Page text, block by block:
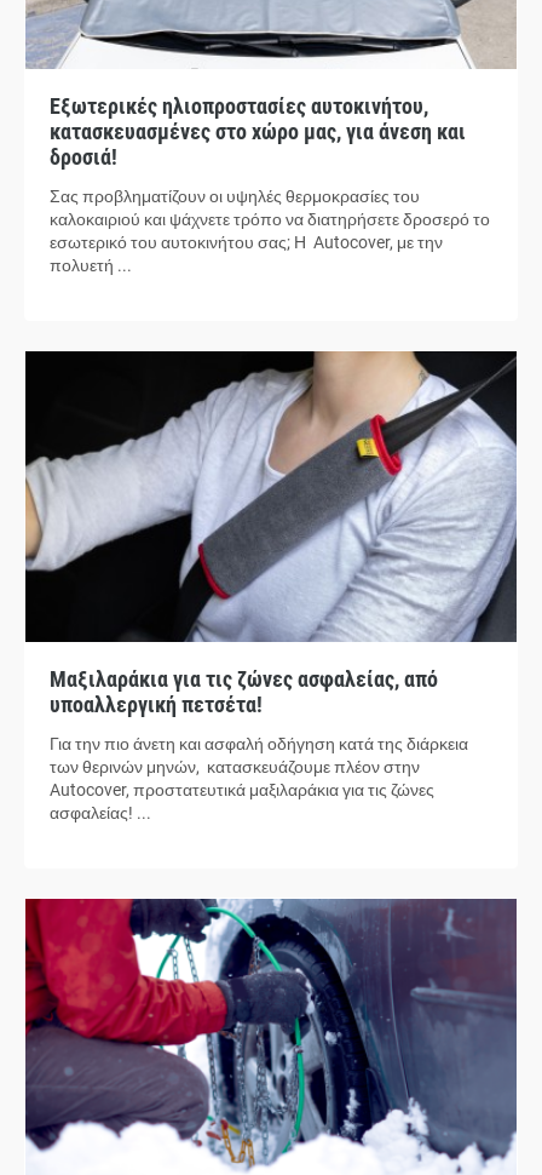
Εξωτερικές ηλιοπροστασίες αυτοκινήτου,
κατασκευασμένες στο χώρο μας, για άνεση και
δροσιά!
Σας προβληματίζουν οι υψηλές θερμοκρασίες του
καλοκαιριού και ψάχνετε τρόπο να διατηρήσετε δροσερό το
εσωτερικό του αυτοκινήτου σας; Η Autocover, με την
πολυετή ...
Μαξιλαράκια για τις ζώνες ασφαλείας, από
υποαλλεργική πετσέτα!
Για την πιο άνετη και ασφαλή οδήγηση κατά της διάρκεια
των θερινών μηνών, κατασκευάζουμε πλέον στην
Autocover, προστατευτικά μαξιλαράκια για τις ζώνες
ασφαλείας! ...